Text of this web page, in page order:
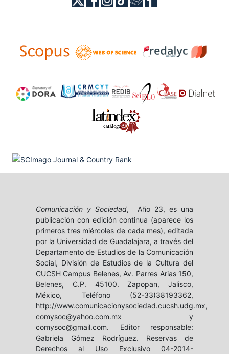
Comunicación y Sociedad, Año 23, es una
publicación con edición continua (aparece los
primeros tres miércoles de cada mes), editada
por la Universidad de Guadalajara, a través del
Departamento de Estudios de la Comunicación
Social, División de Estudios de la Cultura del
CUCSH Campus Belenes, Av. Parres Arias 150,
Belenes, C.P. 45100. Zapopan, Jalisco,
México, Teléfono (52-33)38193362,
http://www.comunicacionysociedad.cucsh.udg.mx,
comysoc@yahoo.com.mx y
comysoc@gmail.com. Editor responsable:
Gabriela Gómez Rodríguez. Reservas de
Derechos al Uso Exclusivo 04-2014-